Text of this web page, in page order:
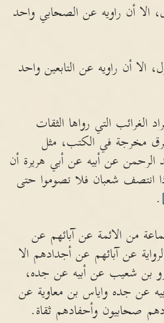
الا أن راويه عن الصحابي واحد
الا أن راويه عن التابعين واحد
الغرائب التي رواها الثقات
مخرجة في الكتب، مثل
عن أبيه عن أبي هريرة أن
انتصف شعبان فلا تصوموا حتى
.
من الائمة عن آبائهم عن
عن آبائهم عن أجدادهم الا
بن شعيب عن أبيه عن جده،
عن جده واياس بن معاوية عن
صحابيون وأحفادهم ثقاة.